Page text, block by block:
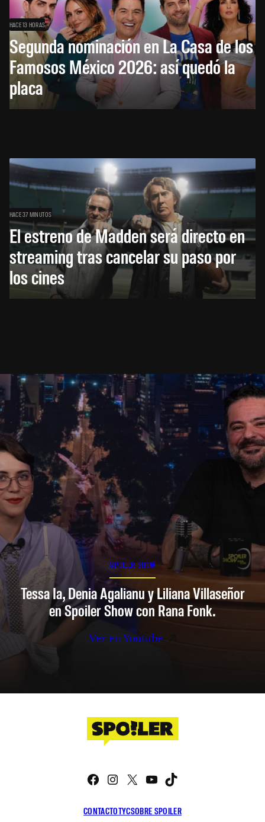
HACE 13 HORAS
Segunda nominación en La Casa de los
Famosos México 2026: así quedó la
placa
HACE 37 MINUTOS
El estreno de Madden será directo en
streaming tras cancelar su paso por
los cines
SPOILER SHOW
Tessa Ia, Denia Agalianu y Liliana Villaseñor
en Spoiler Show con Rana Fonk.
Ver en Youtube
CONTACTOTYCSOBRE SPOILER
Facebook
Instagram
X YouTube